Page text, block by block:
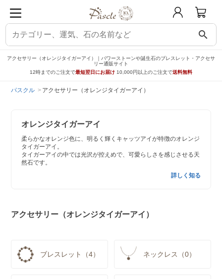
search
アクセサリー（オレンジタイガーアイ）｜パワーストーンや誕生石のブレスレット・アクセサ
リー通販サイト
12時までのご注文で最短翌日にお届け 10,000円以上のご注文で送料無料
パスクル アクセサリー（オレンジタイガーアイ）
オレンジタイガーアイ
柔らかなオレンジ色に、明るく輝くキャッツアイが特徴のオレンジ
タイガーアイ。
タイガーアイの中では光沢が控えめで、可愛らしさを感じさせる天
然石です。
詳しく知る
アクセサリー（オレンジタイガーアイ）
ブレスレット（4） ネックレス（0）